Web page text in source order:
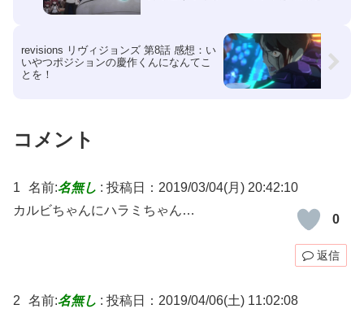
revisions リヴィジョンズ 第8話 感想：い
いやつポジションの慶作くんになんてこ
とを！
コメント
1 名前:名無し : 投稿日：2019/03/04(月) 20:42:10
0
カルビちゃんにハラミちゃん…
返信
2 名前:名無し : 投稿日：2019/04/06(土) 11:02:08